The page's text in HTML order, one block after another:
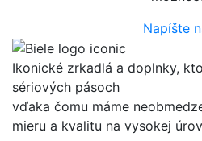
Napíšte
Ikonické zrkadlá a doplnky,
sériových pásoch
vďaka čomu máme
mieru a kvalitu na vysokej